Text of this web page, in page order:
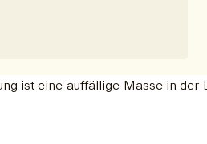
ist eine auffällige Masse in